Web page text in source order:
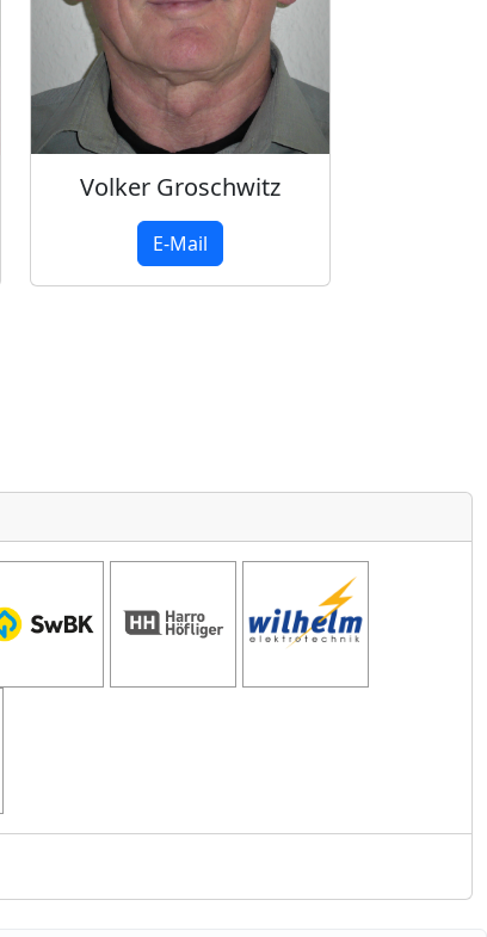
Volker Groschwitz
E-Mail